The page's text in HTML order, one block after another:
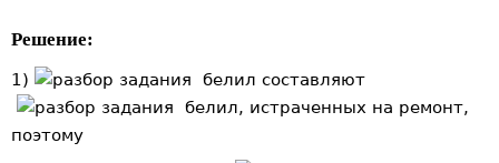
Решение:
1)
белил составляют
белил, истраченных на ремонт,
поэтому